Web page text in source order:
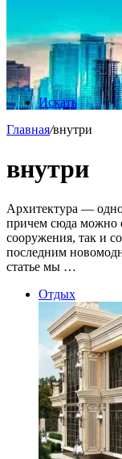
Искать
Главная/внутри
внутри
Архитектура —
причем сюда можно
сооружения, так и
последним
статье мы …
Отдых